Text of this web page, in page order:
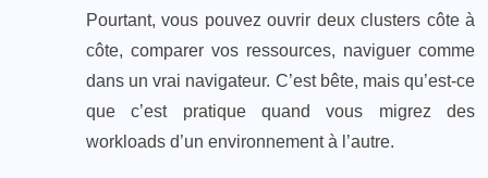
Pourtant, vous pouvez ouvrir deux clusters côte à
côte, comparer vos ressources, naviguer comme
dans un vrai navigateur. C’est bête, mais qu’est-ce
que c’est pratique quand vous migrez des
workloads d’un environnement à l’autre.